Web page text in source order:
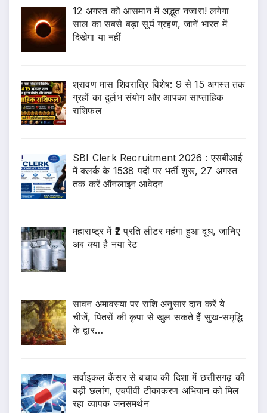
12 अगस्त को आसमान में अद्भुत नजारा! लगेगा
साल का सबसे बड़ा सूर्य ग्रहण, जानें भारत में
दिखेगा या नहीं
श्रावण मास शिवरात्रि विशेष: 9 से 15 अगस्त तक
ग्रहों का दुर्लभ संयोग और आपका साप्ताहिक
राशिफल
SBI Clerk Recruitment 2026 : एसबीआई
में क्लर्क के 1538 पदों पर भर्ती शुरू, 27 अगस्त
तक करें ऑनलाइन आवेदन
महाराष्ट्र में ₹2 प्रति लीटर महंगा हुआ दूध, जानिए
अब क्या है नया रेट
सावन अमावस्या पर राशि अनुसार दान करें ये
चीजें, पितरों की कृपा से खुल सकते हैं सुख-समृद्धि
के द्वार…
सर्वाइकल कैंसर से बचाव की दिशा में छत्तीसगढ़ की
बड़ी छलांग, एचपीवी टीकाकरण अभियान को मिल
रहा व्यापक जनसमर्थन